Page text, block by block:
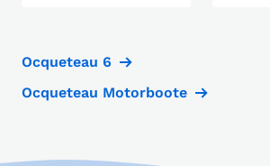
Ocqueteau 6
Ocqueteau Motorboote